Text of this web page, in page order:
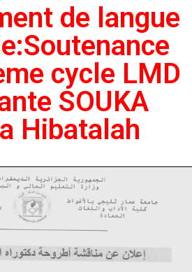
de langue
cycle LMD
SOUKA
Hibatalah